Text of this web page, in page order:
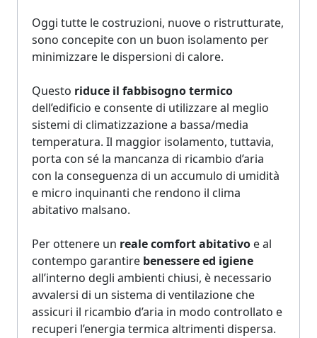
Oggi tutte le costruzioni, nuove o ristrutturate,
sono concepite con un buon isolamento per
minimizzare le dispersioni di calore.
Questo riduce il fabbisogno termico
dell’edificio e consente di utilizzare al meglio
sistemi di climatizzazione a bassa/media
temperatura. Il maggior isolamento, tuttavia,
porta con sé la mancanza di ricambio d’aria
con la conseguenza di un accumulo di umidità
e micro inquinanti che rendono il clima
abitativo malsano.
Per ottenere un reale comfort abitativo e al
contempo garantire benessere ed igiene
all’interno degli ambienti chiusi, è necessario
avvalersi di un sistema di ventilazione che
assicuri il ricambio d’aria in modo controllato e
recuperi l’energia termica altrimenti dispersa.